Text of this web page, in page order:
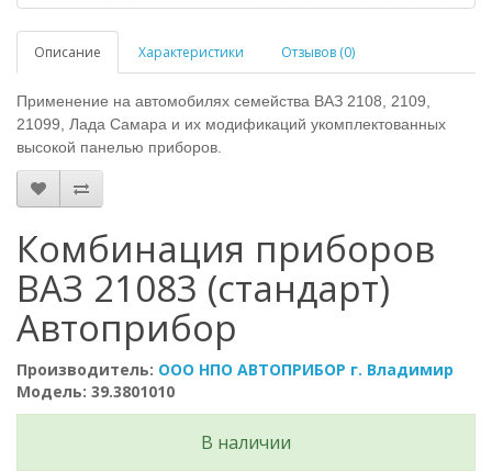
Описание Характеристики Отзывов (0)
Применение на автомобилях семейства ВАЗ 2108, 2109,
21099, Лада Самара и их модификаций укомплектованных
высокой панелью приборов.
Комбинация приборов
ВАЗ 21083 (стандарт)
Автоприбор
Производитель: ООО НПО АВТОПРИБОР г. Владимир
Модель: 39.3801010
В наличии